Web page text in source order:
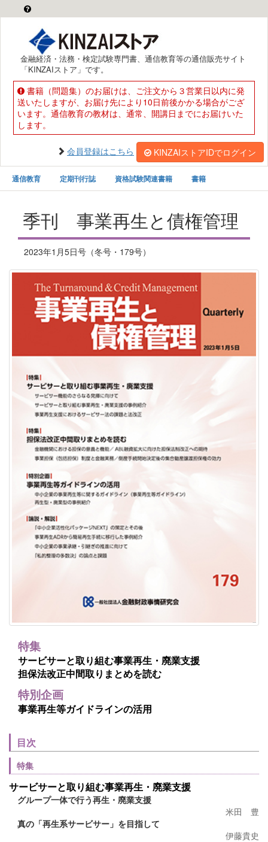
金融経済・法務・検定試験専門書、通信教育等の通信販売サイト
「KINZAIストア」です。
書籍（問題集）のお届けは、ご注文から３営業日以内に発
送いたしますが、お届け先により10日前後かかる場合がござ
います。通信教育の教材は、通常、開講日までにお届けいた
します。
会員登録はこちら KINZAIストアIDでログイン
通信教育 定期刊行誌 資格試験関連書籍 書籍
季刊 事業再生と債権管理
2023年1月5日号（冬号・179号）
特集
サービサーと取り組む事業再生・廃業支援
担保法改正中間取りまとめを読む
特別企画
事業再生等ガイドラインの活用
目次
特集
サービサーと取り組む事業再生・廃業支援
グループ一体で行う再生・廃業支援
米田 豊
真の「再生系サービサー」を目指して
伊藤貴史